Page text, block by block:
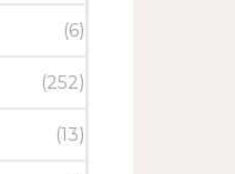
(6)
(252)
(13)